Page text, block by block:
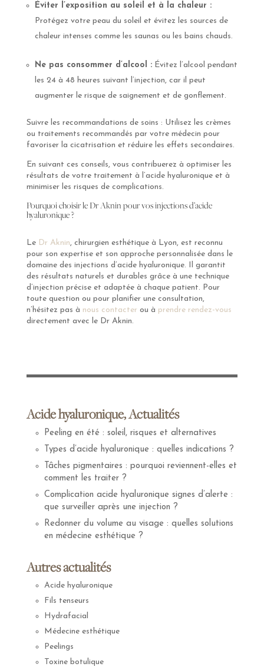
Éviter l’exposition au soleil et à la chaleur :
Protégez votre peau du soleil et évitez les sources de
chaleur intenses comme les saunas ou les bains chauds.
Ne pas consommer d’alcool :Évitez l’alcool pendant
les 24 à 48 heures suivant l’injection, car il peut
augmenter le risque de saignement et de gonflement.
Suivre les recommandations de soins : Utilisez les crèmes
ou traitements recommandés par votre médecin pour
favoriser la cicatrisation et réduire les effets secondaires.
En suivant ces conseils, vous contribuerez à optimiser les
résultats de votre traitement à l’acide hyaluronique et à
minimiser les risques de complications.
Pourquoi choisir le Dr Aknin pour vos injections d’acide
hyaluronique ?
Le Dr Aknin, chirurgien esthétique à Lyon, est reconnu
pour son expertise et son approche personnalisée dans le
domaine des injections d’acide hyaluronique. Il garantit
des résultats naturels et durables grâce à une technique
d’injection précise et adaptée à chaque patient. Pour
toute question ou pour planifier une consultation,
n’hésitez pas à nous contacter ou à prendre rendez-vous
directement avec le Dr Aknin.
Acide hyaluronique, Actualités
Peeling en été : soleil, risques et alternatives
Types d’acide hyaluronique : quelles indications ?
Tâches pigmentaires : pourquoi reviennent-elles et
comment les traiter ?
Complication acide hyaluronique signes d’alerte :
que surveiller après une injection ?
Redonner du volume au visage : quelles solutions
en médecine esthétique ?
Autres actualités
Acide hyaluronique
Fils tenseurs
Hydrafacial
Médecine esthétique
Peelings
Toxine botulique